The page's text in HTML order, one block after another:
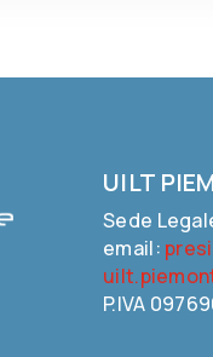
UILT
Sede
email:
P.IVA